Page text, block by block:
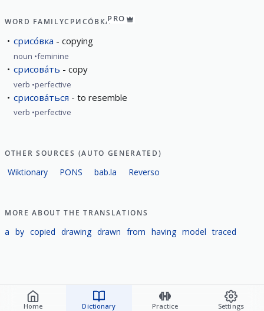
Home Dictionary Practice Settings
WORD FAMILYСРИСО́ВКАPRO
срисо́вка copying
noun feminine
срисова́ть copy
verb perfective
срисова́ться to resemble
verb perfective
OTHER SOURCES (AUTO GENERATED)
Wiktionary PONS bab.la Reverso
MORE ABOUT THE TRANSLATIONS
a by copied drawing drawn from having model traced